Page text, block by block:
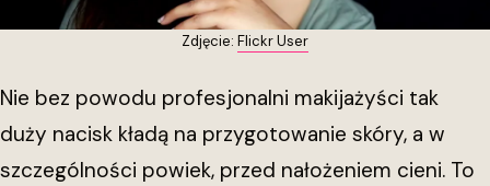
Zdjęcie: Flickr User
Nie bez powodu profesjonalni makijażyści tak
duży nacisk kładą na przygotowanie skóry, a w
szczególności powiek, przed nałożeniem cieni. To